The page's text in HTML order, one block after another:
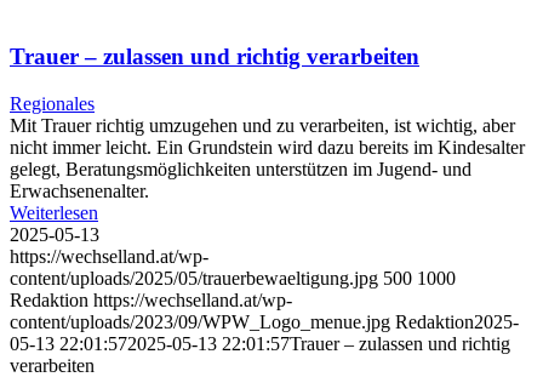
Trauer – zulassen und richtig verarbeiten
Regionales
Mit Trauer richtig umzugehen und zu verarbeiten, ist wichtig, aber
nicht immer leicht. Ein Grundstein wird dazu bereits im Kindesalter
gelegt, Beratungsmöglichkeiten unterstützen im Jugend- und
Erwachsenenalter.
Weiterlesen
2025-05-13
https://wechselland.at/wp-
content/uploads/2025/05/trauerbewaeltigung.jpg 500 1000
Redaktion https://wechselland.at/wp-
content/uploads/2023/09/WPW_Logo_menue.jpg Redaktion2025-
05-13 22:01:572025-05-13 22:01:57Trauer – zulassen und richtig
verarbeiten